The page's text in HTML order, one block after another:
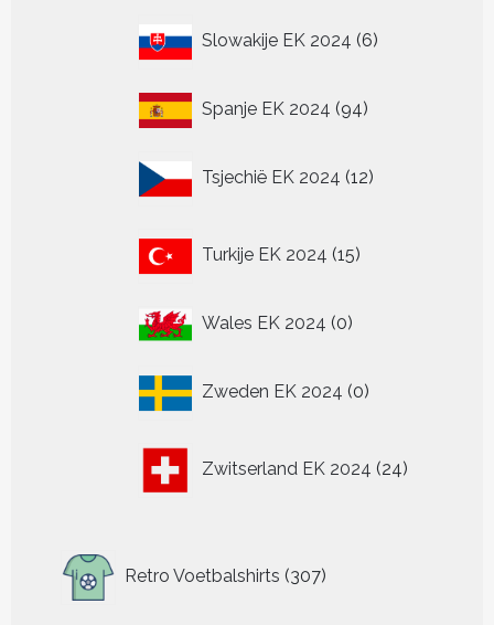
Slowakije EK 2024 6
producten
Spanje EK 2024 9494
Tsjechië EK 2024 12
producten
Turkije EK 2024 15
producten
Wales EK 2024 00
Zweden EK 2024 0
producten
Zwitserland EK 2024 24
producten
Retro Voetbalshirts 307
producten